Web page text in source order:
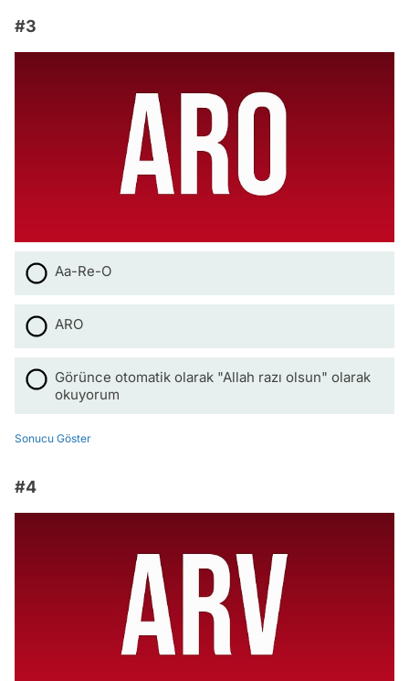
#3
Aa-Re-O
ARO
Görünce otomatik olarak "Allah razı olsun" olarak
okuyorum
Sonucu Göster
#4